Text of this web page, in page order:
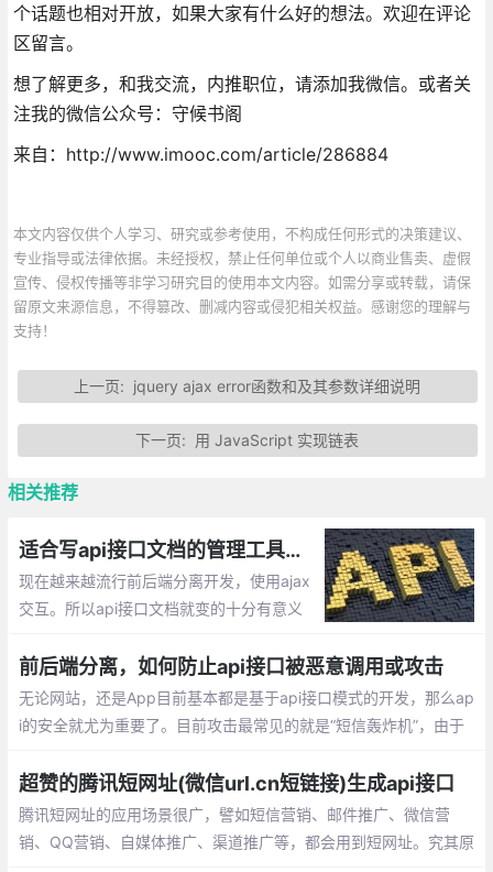
个话题也相对开放，如果大家有什么好的想法。欢迎在评论
区留言。
想了解更多，和我交流，内推职位，请添加我微信。或者关
注我的微信公众号：守候书阁
来自：http://www.imooc.com/article/286884
本文内容仅供个人学习、研究或参考使用，不构成任何形式的决策建议、
专业指导或法律依据。未经授权，禁止任何单位或个人以商业售卖、虚假
宣传、侵权传播等非学习研究目的使用本文内容。如需分享或转载，请保
留原文来源信息，不得篡改、删减内容或侵犯相关权益。感谢您的理解与
支持！
上一页: jquery ajax error函数和及其参数详细说明
下一页: 用 JavaScript 实现链表
相关推荐
适合写api接口文档的管理工具有哪些？
现在越来越流行前后端分离开发，使用ajax
交互。所以api接口文档就变的十分有意义
理工具呢？比如：MinDoc，eoLinker，apiz
za，RAML，Swagger等等
前后端分离，如何防止api接口被恶意调用或攻击
无论网站，还是App目前基本都是基于api接口模式的开发，那么ap
i的安全就尤为重要了。目前攻击最常见的就是“短信轰炸机”，由于
验证码在提供便利的同时，也成了呗恶意攻击的对象，那么如何才
能防止被恶意调用呢？
超赞的腾讯短网址(微信url.cn短链接)生成api接口
腾讯短网址的应用场景很广，譬如短信营销、邮件推广、微信营
销、QQ营销、自媒体推广、渠道推广等，都会用到短网址。究其原